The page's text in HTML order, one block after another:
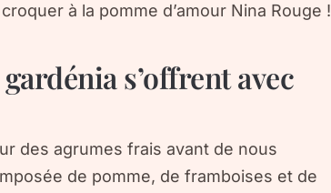
à la pomme d’amour Nina Rouge !
s’offrent avec
des agrumes frais avant de nous
de pomme, de framboises et de